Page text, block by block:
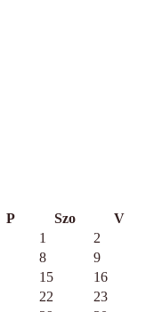
P Szo
V
1
2
8
9
15
16
22
23